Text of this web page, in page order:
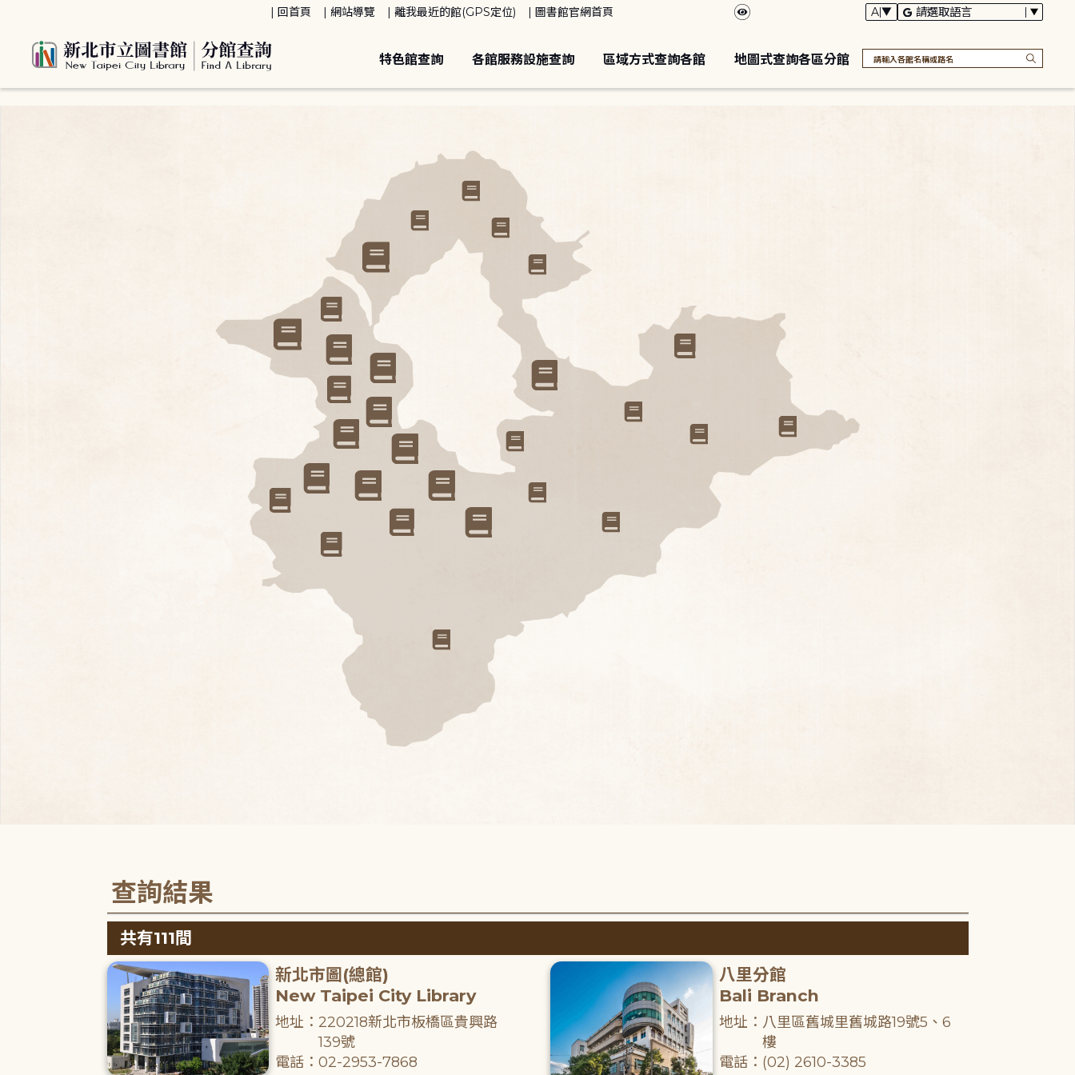
回首頁 網站導覽 離我最近的館(GPS定位) 圖書館官網首頁
特色館查詢 各館服務設施查詢 區域方式查詢各館 地圖式查詢各區分館
查詢結果
共有111間
新北市圖(總館)
New Taipei City Library
地址：220218新北市板橋區貴興路
139號
電話：02-2953-7868
八里分館
Bali Branch
地址：八里區舊城里舊城路19號5、6
樓
電話：(02) 2610-3385